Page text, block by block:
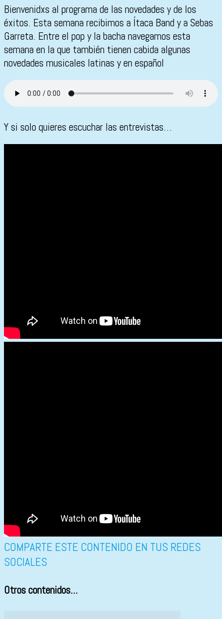
Bienvenidxs al programa de las novedades y de los
éxitos. Esta semana recibimos a Ítaca Band y a Sebas
Garreta. Entre el pop y la bacha navegamos esta
semana en la que también tienen cabida algunas
novedades musicales latinas y en español
Y si solo quieres escuchar las entrevistas…
COMPARTE ESTE CONTENIDO EN TUS REDES
SOCIALES
Otros contenidos...